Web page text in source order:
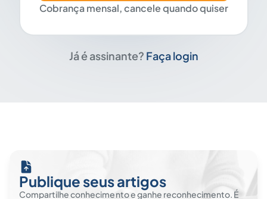
Cobrança mensal, cancele quando quiser
Já é assinante? Faça login
Publique seus artigos
Compartilhe conhecimento e ganhe reconhecimento. É